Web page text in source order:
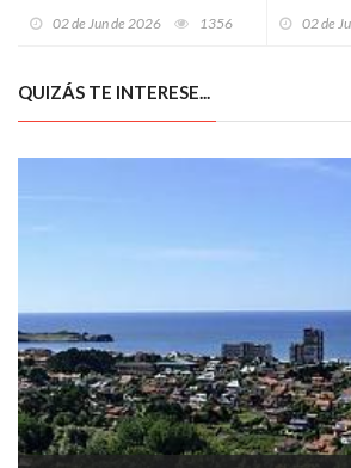
02 de Jun de 2026 1356 02 de
QUIZÁS TE INTERESE...